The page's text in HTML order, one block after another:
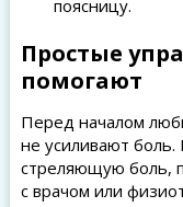
поясницу.
Простые
помогают
Перед началом
не усиливают
стреляющую боль,
с врачом или